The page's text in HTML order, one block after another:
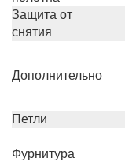
Защита от
снятия
Дополнительно
Петли
Фурнитура